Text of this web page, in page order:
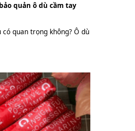
quản ô dù cầm tay
có quan trọng không? Ô dù